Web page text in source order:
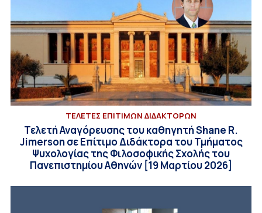
ΤΕΛΕΤΕΣ ΕΠΙΤΙΜΩΝ ΔΙΔΑΚΤΟΡΩΝ
Τελετή Αναγόρευσης του καθηγητή Shane R.
Jimerson σε Επίτιμο Διδάκτορα του Τμήματος
Ψυχολογίας της Φιλοσοφικής Σχολής του
Πανεπιστημίου Αθηνών [19 Μαρτίου 2026]